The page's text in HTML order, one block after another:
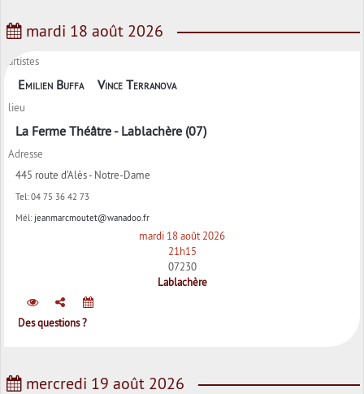
mardi 18 août 2026
artistes
Emilien Buffa Vince Terranova
lieu
La Ferme Théâtre - Lablachère (07)
Adresse
445 route d'Alès - Notre-Dame
Tel: 04 75 36 42 73
Mél: jeanmarcmoutet@wanadoo.fr
mardi 18 août 2026
21h15
07230
Lablachère
Des questions ?
mercredi 19 août 2026